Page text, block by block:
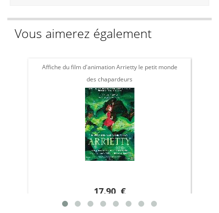
Vous aimerez également
Affiche du film d'animation Arrietty le petit monde
des chapardeurs
17.90 €